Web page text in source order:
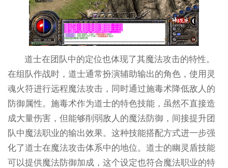
道士在团队中的定位也体现了其魔法攻击的特性。
在组队作战时，道士通常扮演辅助输出的角色，使用灵
魂火符进行远程魔法攻击，同时通过施毒术降低敌人的
防御属性。施毒术作为道士的特色技能，虽然不直接造
成大量伤害，但能够削弱敌人的魔法防御，间接提升团
队中魔法职业的输出效果。这种技能搭配方式进一步强
化了道士在魔法攻击体系中的地位。道士的幽灵盾技能
可以提供魔法防御加成，这个设定也符合魔法职业的特